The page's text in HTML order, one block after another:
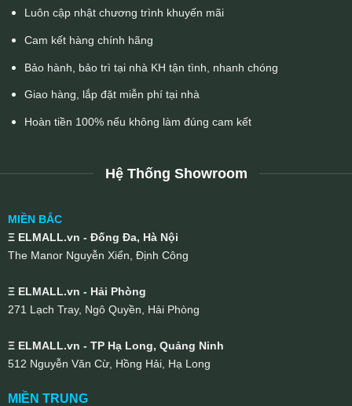
Luôn cập nhật chương trình khuyến mãi
Cam kết hàng chính hãng
Bảo hành, bảo trì tại nhà KH tận tình, nhanh chóng
Giao hàng, lắp đặt miễn phí tại nhà
Hoàn tiền 100% nếu không làm đúng cam kết
Hệ Thống Showroom
MIỀN BẮC
Ξ ELMALL.vn - Đống Đa, Hà Nội
The Manor Nguyễn Xiển, Định Công
Ξ ELMALL.vn - Hải Phòng
271 Lạch Tray, Ngô Quyền, Hải Phòng
Ξ ELMALL.vn - TP Hạ Long, Quảng Ninh
512 Nguyễn Văn Cừ, Hồng Hải, Hạ Long
MIỀN TRUNG